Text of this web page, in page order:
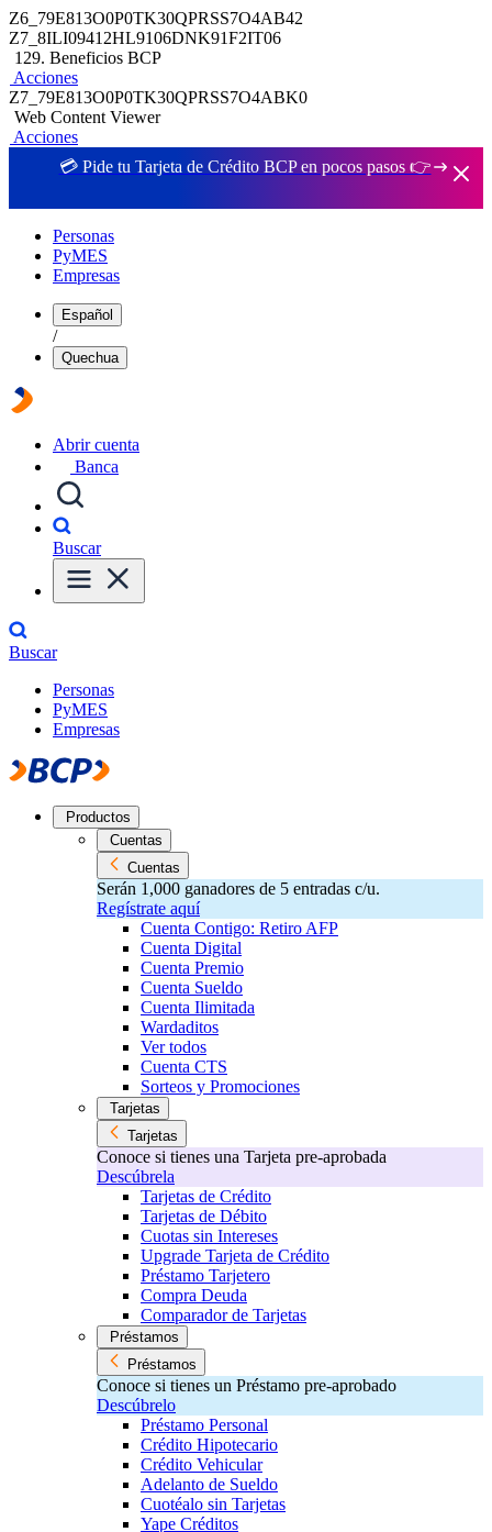
Z6_79E813O0P0TK30QPRSS7O4AB42
Z7_8ILI09412HL9106DNK91F2IT06
129. Beneficios BCP
Acciones
Z7_79E813O0P0TK30QPRSS7O4ABK0
Web Content Viewer
Acciones
💳 Pide tu Tarjeta de Crédito BCP en pocos pasos 👉
Personas
PyMES
Empresas
Español
/
Quechua
Abrir cuenta
Banca
Buscar
Buscar
Personas
PyMES
Empresas
Productos
Cuentas
Cuentas
Serán 1,000 ganadores de 5 entradas c/u.
Regístrate aquí
Cuenta Contigo: Retiro AFP
Cuenta Digital
Cuenta Premio
Cuenta Sueldo
Cuenta Ilimitada
Wardaditos
Ver todos
Cuenta CTS
Sorteos y Promociones
Tarjetas
Tarjetas
Conoce si tienes una Tarjeta pre-aprobada
Descúbrela
Tarjetas de Crédito
Tarjetas de Débito
Cuotas sin Intereses
Upgrade Tarjeta de Crédito
Préstamo Tarjetero
Compra Deuda
Comparador de Tarjetas
Préstamos
Préstamos
Conoce si tienes un Préstamo pre-aprobado
Descúbrelo
Préstamo Personal
Crédito Hipotecario
Crédito Vehicular
Adelanto de Sueldo
Cuotéalo sin Tarjetas
Yape Créditos